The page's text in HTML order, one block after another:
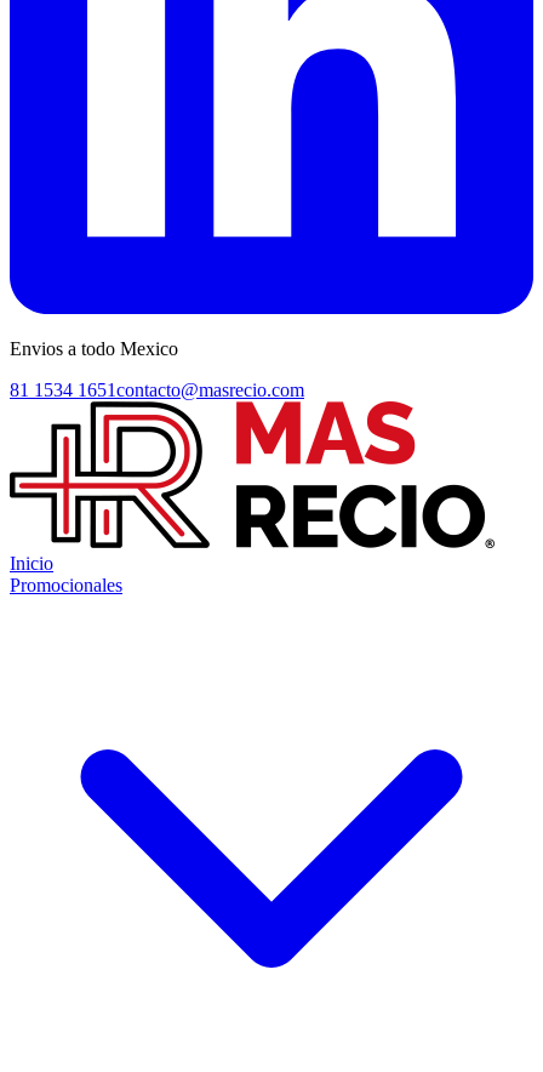
Envios a todo Mexico
81 1534 1651contacto@masrecio.com
Inicio
Promocionales